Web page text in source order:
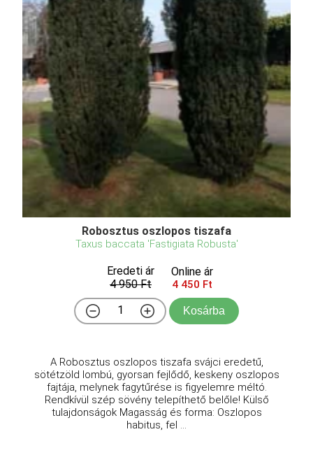
Robosztus oszlopos tiszafa
Taxus baccata 'Fastigiata Robusta'
Eredeti ár
4 950 Ft
Online ár
4 450 Ft
Kosárba
A Robosztus oszlopos tiszafa svájci eredetű,
sötétzöld lombú, gyorsan fejlődő, keskeny oszlopos
fajtája, melynek fagytűrése is figyelemre méltó.
Rendkívül szép sövény telepíthető belőle! Külső
tulajdonságok Magasság és forma: Oszlopos
habitus, fel ...